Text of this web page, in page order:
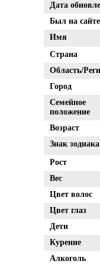
Дата
Был на сайте
Имя
Страна
Область/
Город
Семейное
положение
Возраст
Знак зодиака
Рост
Вес
Цвет волос
Цвет глаз
Дети
Курение
Алкоголь